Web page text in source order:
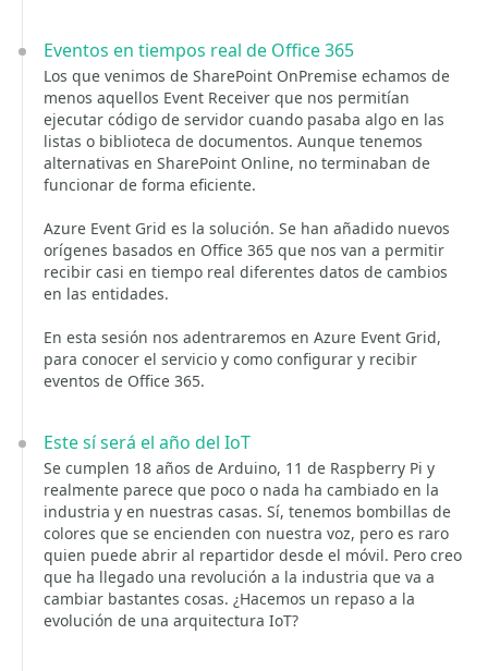
Eventos en tiempos real de Office 365
Los que venimos de SharePoint OnPremise echamos de
menos aquellos Event Receiver que nos permitían
ejecutar código de servidor cuando pasaba algo en las
listas o biblioteca de documentos. Aunque tenemos
alternativas en SharePoint Online, no terminaban de
funcionar de forma eficiente.
Azure Event Grid es la solución. Se han añadido nuevos
orígenes basados en Office 365 que nos van a permitir
recibir casi en tiempo real diferentes datos de cambios
en las entidades.
En esta sesión nos adentraremos en Azure Event Grid,
para conocer el servicio y como configurar y recibir
eventos de Office 365.
Este sí será el año del IoT
Se cumplen 18 años de Arduino, 11 de Raspberry Pi y
realmente parece que poco o nada ha cambiado en la
industria y en nuestras casas. Sí, tenemos bombillas de
colores que se encienden con nuestra voz, pero es raro
quien puede abrir al repartidor desde el móvil. Pero creo
que ha llegado una revolución a la industria que va a
cambiar bastantes cosas. ¿Hacemos un repaso a la
evolución de una arquitectura IoT?